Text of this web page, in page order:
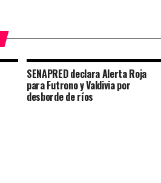
SENAPRED declara Alerta Roja
para Futrono y Valdivia por
desborde de ríos